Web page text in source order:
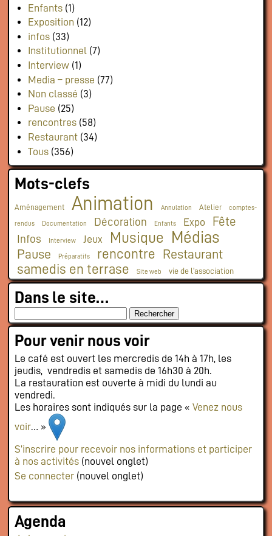
Enfants(1)
Exposition (12)
infos(33)
Institutionnel (7)
Interview(1)
Media – presse (77)
Non classé (3)
Pause (25)
rencontres(58)
Restaurant(34)
Tous(356)
Mots-clefs
Aménagement Animation Annulation Atelier comptes-
rendus Documentation Décoration Enfants Expo Fête
Infos Interview Jeux Musique Médias
Pause Préparatifs rencontre Restaurant
samedis en terrase Site web vie de l'association
Dans le site…
Pour venir nous voir
Le café est ouvert les mercredis de 14h à 17h, les
jeudis, vendredis et samedis de 16h30 à 20h.
La restauration est ouverte à midi du lundi au
vendredi.
Les horaires sont indiqués sur la page « Venez nous
voir… »
S’inscrire pour recevoir nos informations et participer
à nos activités(nouvel onglet)
Se connecter(nouvel onglet)
Agenda